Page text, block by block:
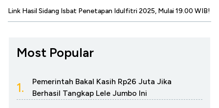
Link Hasil Sidang Isbat Penetapan Idulfitri 2025, Mulai 19.00 WIB!
Most Popular
1.
Pemerintah Bakal Kasih Rp26 Juta Jika
Berhasil Tangkap Lele Jumbo Ini